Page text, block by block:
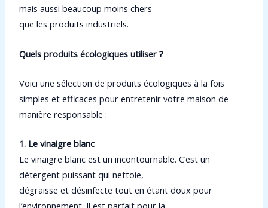
mais aussi beaucoup moins chers
que les produits industriels.
Quels produits écologiques utiliser ?
Voici une sélection de produits écologiques à la fois
simples et efficaces pour entretenir votremaison de
manière responsable :
1. Le vinaigre blanc
Le vinaigre blanc est un incontournable. C’est un
détergent puissant qui nettoie,
dégraisse et désinfecte tout en étant doux pour